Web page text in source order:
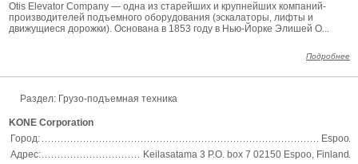
Otis Elevator Company — одна из старейших и крупнейших компаний-
производителей подъемного оборудования (эскалаторы, лифты и
движущиеся дорожки). Основана в 1853 году в Нью-Йорке Элишей О...
Подробнее
Раздел: Грузо-подъемная техника
KONE Corporation
Город:
Espoo
Адрес:
Keilasatama 3 P.O. box 7 02150 Espoo, Finland